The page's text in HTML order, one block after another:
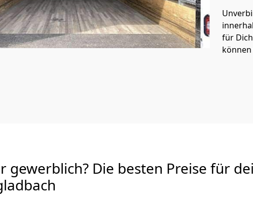
für
gewerblich? Die besten Preise für